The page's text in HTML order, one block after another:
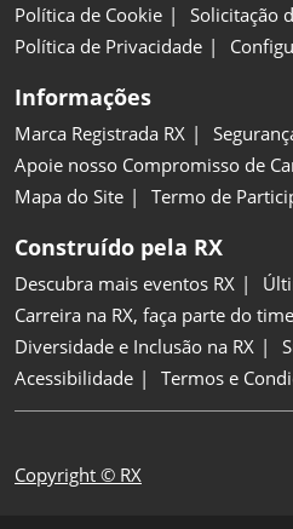
Política de Cookie
Solicitação
Política de Privacidade
Informações
Marca Registrada RX
Apoie nosso Compromisso de
Mapa do Site
Termo de
Construído pela RX
Descubra mais eventos RX
Carreira na RX, faça parte do time
Diversidade e Inclusão na RX
Acessibilidade
Termos e
Copyright © RX